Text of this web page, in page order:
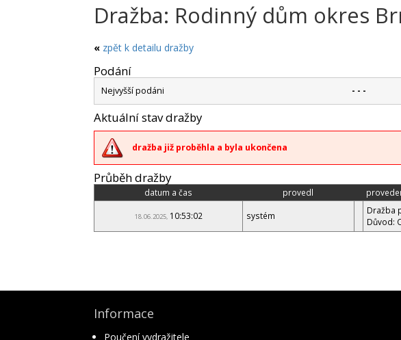
Dražba: Rodinný dům okres
« zpět k detailu dražby
Podání
Nejvyšší podáni - - -
Aktuální stav dražby
dražba již proběhla a byla ukončena
Průběh dražby
datum a čas provedl
18.06.2025, 10:53:02 systém
Dražba
Důvod:
Informace
Poučení vydražitele